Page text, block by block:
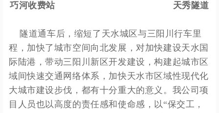
巧河收费站 天秀隧道
隧道通车后，缩短了天水城区与三阳川行车里
程，加快了城市空间向北发展，对加快建设天水国
际陆港，带动三阳川新区开发建设，构建起城市区
域间快速交通网络体系，加快天水市区域性现代化
大城市建设步伐，都有十分重大的意义。我公司项
目人员也以高度的责任感和使命感，以“保交工，